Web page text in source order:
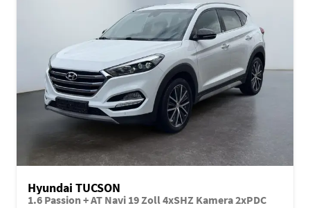
Hyundai TUCSON
1.6 Passion + AT Navi 19 Zoll 4xSHZ Kamera 2xPDC